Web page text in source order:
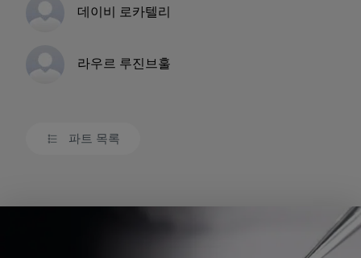
데이비 로카텔리
라우르 루진브훌
파트 목록